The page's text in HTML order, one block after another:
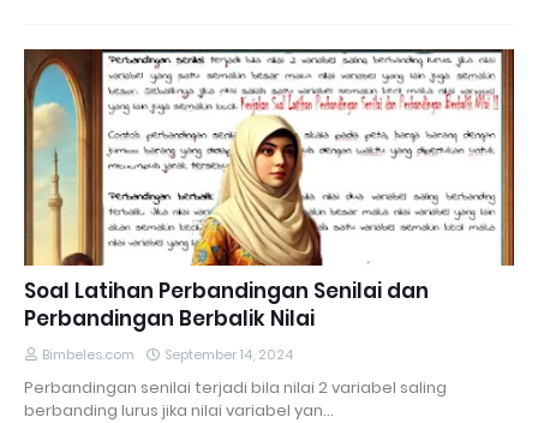
Soal Latihan Perbandingan Senilai dan
Perbandingan Berbalik Nilai
Bimbeles.com September 14, 2024
Perbandingan senilai terjadi bila nilai 2 variabel saling
berbanding lurus jika nilai variabel yan…